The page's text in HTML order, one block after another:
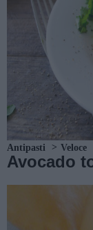
Antipasti Veloce
Avocado